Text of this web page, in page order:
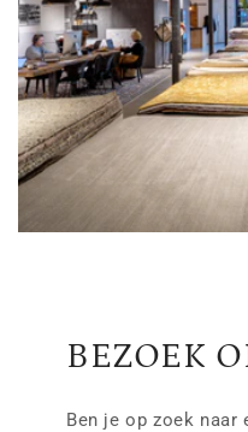
BEZOEK
Ben je op zoek